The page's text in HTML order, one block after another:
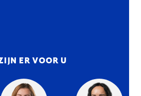
ER VOOR U